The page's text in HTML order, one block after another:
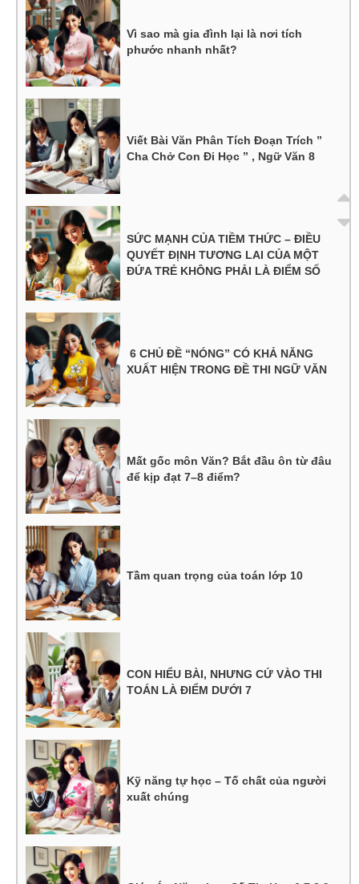
Vì sao mà gia đình lại là nơi tích
phước nhanh nhất?
Viết Bài Văn Phân Tích Đoạn Trích ”
Cha Chở Con Đi Học ” , Ngữ Văn 8
SỨC MẠNH CỦA TIỀM THỨC – ĐIỀU
QUYẾT ĐỊNH TƯƠNG LAI CỦA MỘT
ĐỨA TRẺ KHÔNG PHẢI LÀ ĐIỂM SỐ
6 CHỦ ĐỀ “NÓNG” CÓ KHẢ NĂNG
XUẤT HIỆN TRONG ĐỀ THI NGỮ VĂN
Mất gốc môn Văn? Bắt đầu ôn từ đâu
để kịp đạt 7–8 điểm?
Tầm quan trọng của toán lớp 10
CON HIỂU BÀI, NHƯNG CỨ VÀO THI
TOÁN LÀ ĐIỂM DƯỚI 7
Kỹ năng tự học – Tố chất của người
xuất chúng